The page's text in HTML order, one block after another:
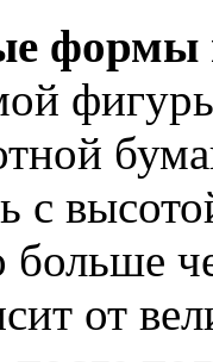
формы
с
больше
от